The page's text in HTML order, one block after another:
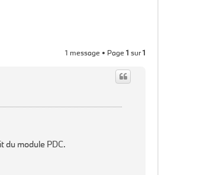
1 message • Page1 sur1
du module PDC.